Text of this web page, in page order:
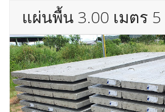
แผ่นพื้น 3.00 เมตร 5